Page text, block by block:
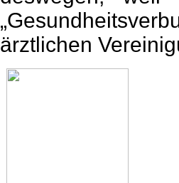
ärztlichen